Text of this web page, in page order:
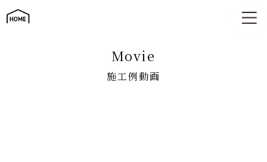
施工例動画
movie
施工例動画